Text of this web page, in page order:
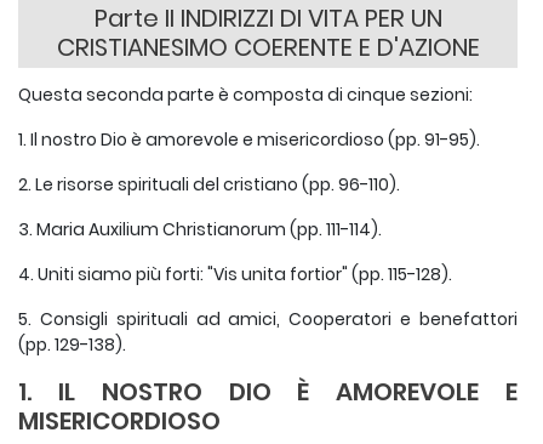
Parte II INDIRIZZI DI VITA PER UN
CRISTIANESIMO COERENTE E D'AZIONE
Questa seconda parte è composta di cinque sezioni:
1. Il nostro Dio è amorevole e misericordioso (pp. 91-95).
2. Le risorse spirituali del cristiano (pp. 96-110).
3. Maria Auxilium Christianorum (pp. 111-114).
4. Uniti siamo più forti: "Vis unita fortior" (pp. 115-128).
5. Consigli spirituali ad amici, Cooperatori e benefattori
(pp. 129-138).
1. IL NOSTRO DIO È AMOREVOLE E
MISERICORDIOSO